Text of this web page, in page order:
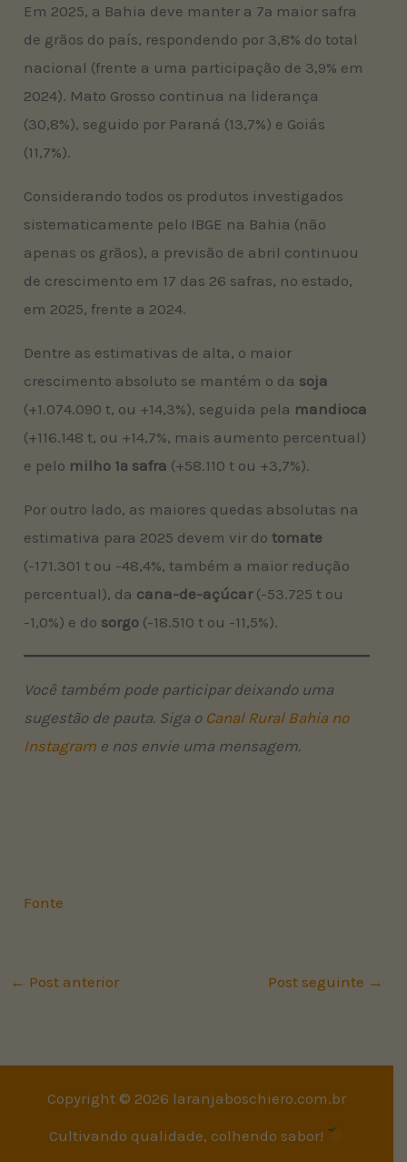
Em 2025, a Bahia deve manter a 7ª maior safra
de grãos do país, respondendo por 3,8% do total
nacional (frente a uma participação de 3,9% em
2024). Mato Grosso continua na liderança
(30,8%), seguido por Paraná (13,7%) e Goiás
(11,7%).
Considerando todos os produtos investigados
sistematicamente pelo IBGE na Bahia (não
apenas os grãos), a previsão de abril continuou
de crescimento em 17 das 26 safras, no estado,
em 2025, frente a 2024.
Dentre as estimativas de alta, o maior
crescimento absoluto se mantém o da soja
(+1.074.090 t, ou +14,3%), seguida pela mandioca
(+116.148 t, ou +14,7%, mais aumento percentual)
e pelo milho 1ª safra (+58.110 t ou +3,7%).
Por outro lado, as maiores quedas absolutas na
estimativa para 2025 devem vir dotomate
(-171.301 t ou -48,4%, também a maior redução
percentual), da cana-de-açúcar (-53.725 t ou
-1,0%) e do sorgo (-18.510 t ou -11,5%).
Você também pode participar deixando uma
sugestão de pauta. Siga o Canal Rural Bahia no
Instagram e nos envie uma mensagem.
Fonte
← Post anterior Post seguinte →
Copyright © 2026 laranjaboschiero.com.br
Cultivando qualidade, colhendo sabor!